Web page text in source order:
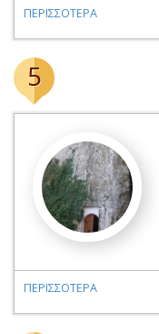
ΠΕΡΙΣΣΟΤΕΡΑ
5
ΠΕΡΙΣΣΟΤΕΡΑ